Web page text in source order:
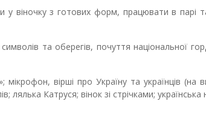
у віночку з готових форм, працювати в парі
та оберегів, почуття національної
мікрофон, вірші про Україну та українців (на
Катруся; вінок зі стрічками; українська